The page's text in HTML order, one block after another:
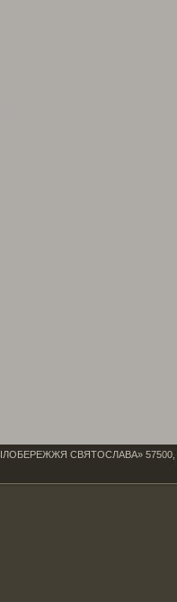
СВЯТОСЛАВА» 57500,